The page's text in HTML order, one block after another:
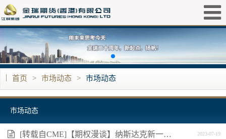
| 首页 > 市场动态 > 市场动态
市场动态
[转载自CME]【期权漫谈】纳斯达克新一轮牛市才刚刚启动吗？ 2023-07-19